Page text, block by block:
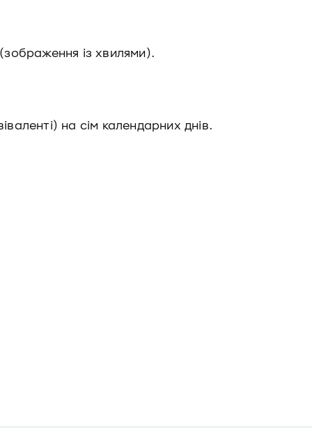
із хвилями).
на сім календарних днів.